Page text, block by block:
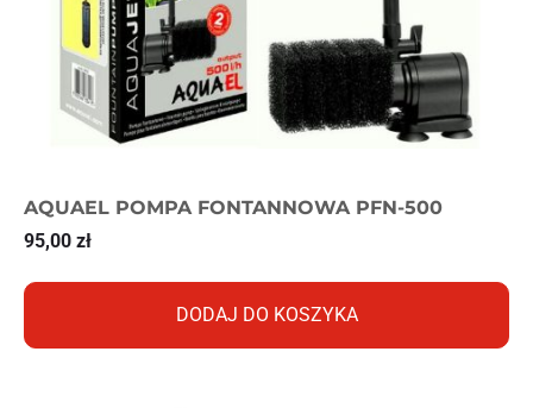
AQUAEL POMPA FONTANNOWA PFN-500
95,00 zł
DODAJ DO KOSZYKA